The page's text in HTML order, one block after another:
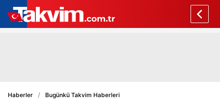
Haberler Bugünkü Takvim Haberleri